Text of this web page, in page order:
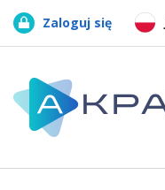
Zaloguj się